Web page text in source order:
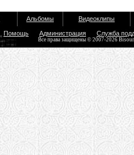
Альбомы Видеоклипы
Помощь Администрация Служба
Все права защищены © 2007-2026